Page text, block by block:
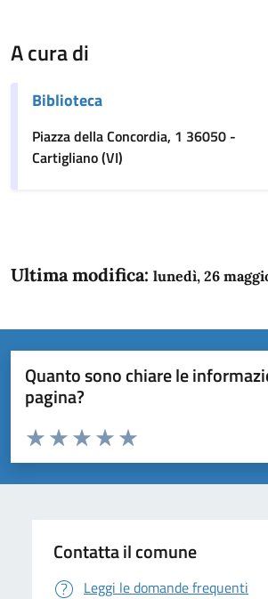
A cura di
Biblioteca
Piazza della Concordia, 1 36050 -
Cartigliano (VI)
Ultima modifica: lunedì, 26
Quanto sono chiare le
pagina?
Domanda
Valuta da 1 a 5 stelle la pagina
Valuta 5 stelle su 5
Valuta 4 stelle su 5
Valuta 3 stelle su 5
Valuta 2 stelle su 5
Valuta 1 stelle su 5
Contatta il comune
Leggi le domande frequenti